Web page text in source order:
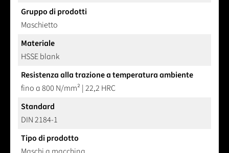
Gruppo di prodotti
Maschietto
Materiale
HSSE blank
Resistenza alla trazione a temperatura ambiente
fino a 800 N/mm² | 22,2 HRC
Standard
DIN 2184-1
Tipo di prodotto